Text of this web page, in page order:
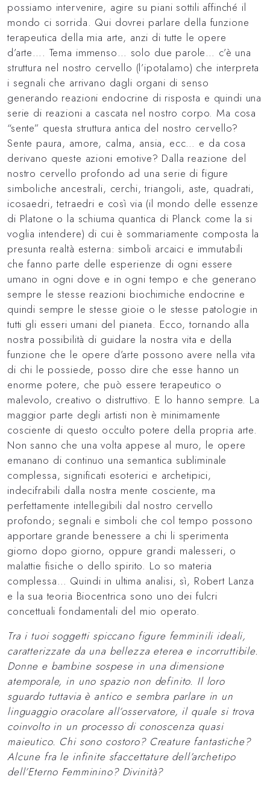
possiamo intervenire, agire su piani sottili affinché il
mondo ci sorrida. Qui dovrei parlare della funzione
terapeutica della mia arte, anzi di tutte le opere
d’arte…. Tema immenso… solo due parole… c’è una
struttura nel nostro cervello (l’ipotalamo) che interpreta
i segnali che arrivano dagli organi di senso
generando reazioni endocrine di risposta e quindi una
serie di reazioni a cascata nel nostro corpo. Ma cosa
“sente” questa struttura antica del nostro cervello?
Sente paura, amore, calma, ansia, ecc… e da cosa
derivano queste azioni emotive? Dalla reazione del
nostro cervello profondo ad una serie di figure
simboliche ancestrali, cerchi, triangoli, aste, quadrati,
icosaedri, tetraedri e così via (il mondo delle essenze
di Platone o la schiuma quantica di Planck come la si
voglia intendere) di cui è sommariamente composta la
presunta realtà esterna: simboli arcaici e immutabili
che fanno parte delle esperienze di ogni essere
umano in ogni dove e in ogni tempo e che generano
sempre le stesse reazioni biochimiche endocrine e
quindi sempre le stesse gioie o le stesse patologie in
tutti gli esseri umani del pianeta. Ecco, tornando alla
nostra possibilità di guidare la nostra vita e della
funzione che le opere d’arte possono avere nella vita
di chi le possiede, posso dire che esse hanno un
enorme potere, che può essere terapeutico o
malevolo, creativo o distruttivo. E lo hanno sempre. La
maggior parte degli artisti non è minimamente
cosciente di questo occulto potere della propria arte.
Non sanno che una volta appese al muro, le opere
emanano di continuo una semantica subliminale
complessa, significati esoterici e archetipici,
indecifrabili dalla nostra mente cosciente, ma
perfettamente intellegibili dal nostro cervello
profondo; segnali e simboli che col tempo possono
apportare grande benessere a chi li sperimenta
giorno dopo giorno, oppure grandi malesseri, o
malattie fisiche o dello spirito. Lo so materia
complessa… Quindi in ultima analisi, sì, Robert Lanza
e la sua teoria Biocentrica sono uno dei fulcri
concettuali fondamentali del mio operato.
Tra i tuoi soggetti spiccano figure femminili ideali,
caratterizzate da una bellezza eterea e incorruttibile.
Donne e bambine sospese in una dimensione
atemporale, in uno spazio non definito. Il loro
sguardo tuttavia è antico e sembra parlare in un
linguaggio oracolare all’osservatore, il quale si trova
coinvolto in un processo di conoscenza quasi
maieutico. Chi sono costoro? Creature fantastiche?
Alcune fra le infinite sfaccettature dell’archetipo
dell’Eterno Femminino? Divinità?